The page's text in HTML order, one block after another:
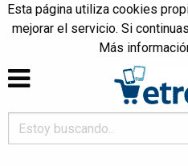
Esta página utiliza cookies
mejorar el servicio. Si
Más